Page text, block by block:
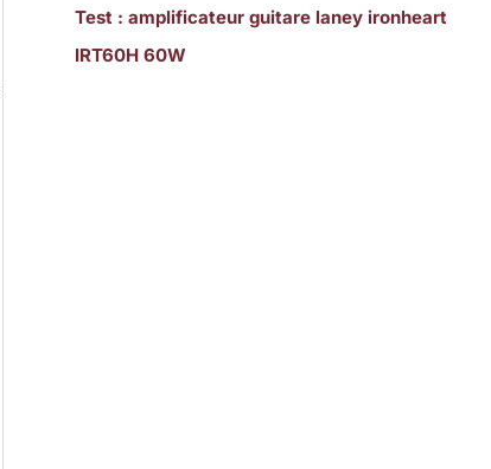
Test : amplificateur guitare laney ironheart
IRT60H 60W